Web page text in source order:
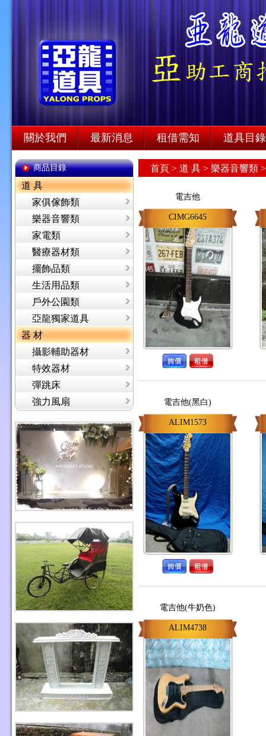
關於我們 最新消息 租借需知 道具目錄
商品目錄
道 具
家俱傢飾類
樂器音響類
家電類
醫療器材類
擺飾品類
生活用品類
戶外公園類
亞龍獨家道具
器 材
攝影輔助器材
特效器材
彈跳床
強力風扇
首頁 > 道 具 > 樂器音響類
電吉他
CIMG6645
電吉他(黑白)
ALIM1573
電吉他(牛奶色)
ALIM4738